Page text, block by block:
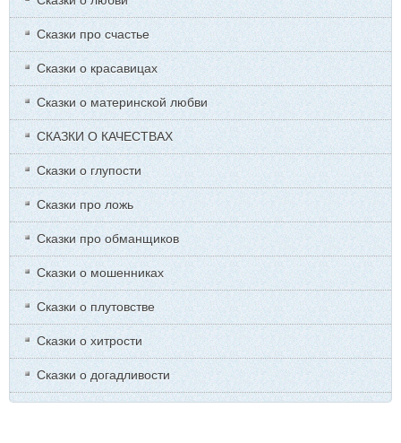
Сказки про счастье
Сказки о красавицах
Сказки о материнской любви
СКАЗКИ О КАЧЕСТВАХ
Сказки о глупости
Сказки про ложь
Сказки про обманщиков
Сказки о мошенниках
Сказки о плутовстве
Сказки о хитрости
Сказки о догадливости